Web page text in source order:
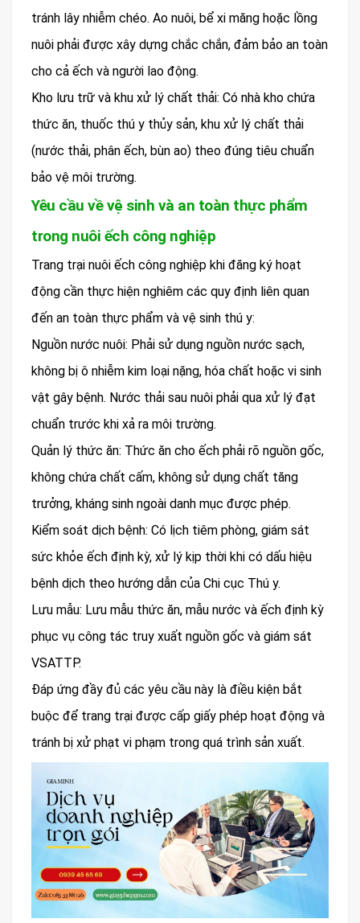
tránh lây nhiễm chéo. Ao nuôi, bể xi măng hoặc lồng
nuôi phải được xây dựng chắc chắn, đảm bảo an toàn
cho cả ếch và người lao động.
Kho lưu trữ và khu xử lý chất thải: Có nhà kho chứa
thức ăn, thuốc thú y thủy sản, khu xử lý chất thải
(nước thải, phân ếch, bùn ao) theo đúng tiêu chuẩn
bảo vệ môi trường.
Yêu cầu về vệ sinh và an toàn thực phẩm
trong nuôi ếch công nghiệp
Trang trại nuôi ếch công nghiệp khi đăng ký hoạt
động cần thực hiện nghiêm các quy định liên quan
đến an toàn thực phẩm và vệ sinh thú y:
Nguồn nước nuôi: Phải sử dụng nguồn nước sạch,
không bị ô nhiễm kim loại nặng, hóa chất hoặc vi sinh
vật gây bệnh. Nước thải sau nuôi phải qua xử lý đạt
chuẩn trước khi xả ra môi trường.
Quản lý thức ăn: Thức ăn cho ếch phải rõ nguồn gốc,
không chứa chất cấm, không sử dụng chất tăng
trưởng, kháng sinh ngoài danh mục được phép.
Kiểm soát dịch bệnh: Có lịch tiêm phòng, giám sát
sức khỏe ếch định kỳ, xử lý kịp thời khi có dấu hiệu
bệnh dịch theo hướng dẫn của Chi cục Thú y.
Lưu mẫu: Lưu mẫu thức ăn, mẫu nước và ếch định kỳ
phục vụ công tác truy xuất nguồn gốc và giám sát
VSATTP.
Đáp ứng đầy đủ các yêu cầu này là điều kiện bắt
buộc để trang trại được cấp giấy phép hoạt động và
tránh bị xử phạt vi phạm trong quá trình sản xuất.